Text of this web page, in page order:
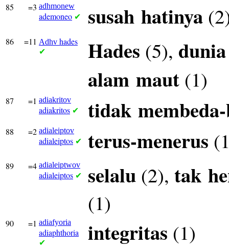
85 =3 adhmonew
ademoneo ✔ susah hatinya
86 =11 Adhv hades
✔ Hades (5), dunia
alam maut (1)
87 =1 adiakritov
adiakritos ✔ tidak
88 =2 adialeiptov
adialeiptos ✔ terus-menerus
89 =4 adialeiptwov
adialeiptos ✔ selalu (2), tak
(1)
90 =1 adiafyoria
adiaphthoria
✔ integritas (1)